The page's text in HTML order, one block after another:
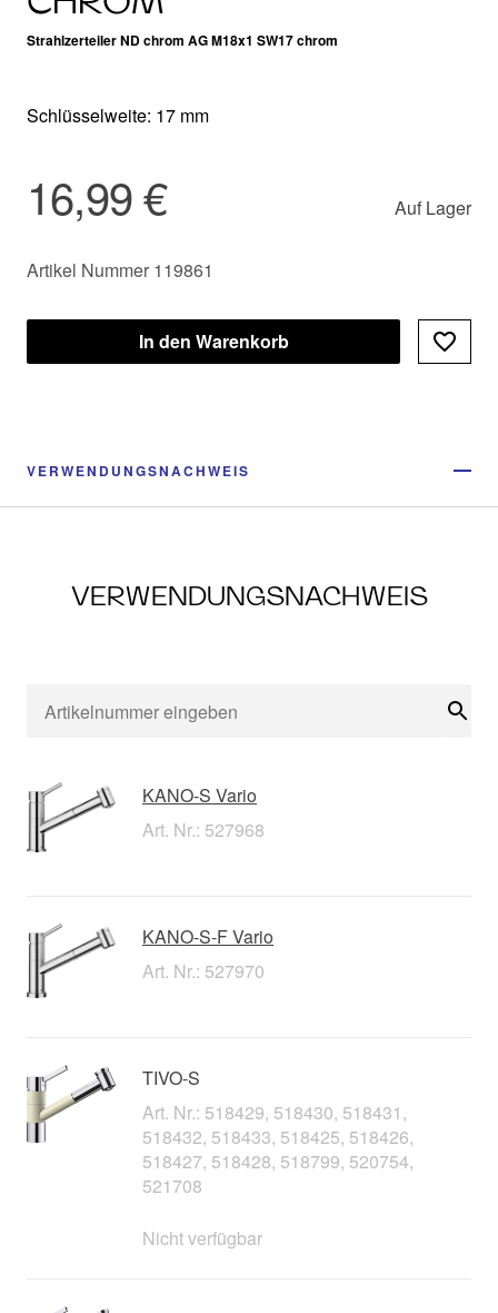
Strahlzerteiler ND chrom AG M18x1 SW17 chrom
Schlüsselweite: 17 mm
16,99 € Auf Lager
Artikel Nummer 119861
In den Warenkorb
VERWENDUNGSNACHWEIS
VERWENDUNGSNACHWEIS
KANO-S Vario
Art. Nr.: 527968
KANO-S-F Vario
Art. Nr.: 527970
TIVO-S
Art. Nr.: 518429, 518430, 518431,
518432, 518433, 518425, 518426,
518427, 518428, 518799, 520754,
521708
Nicht verfügbar